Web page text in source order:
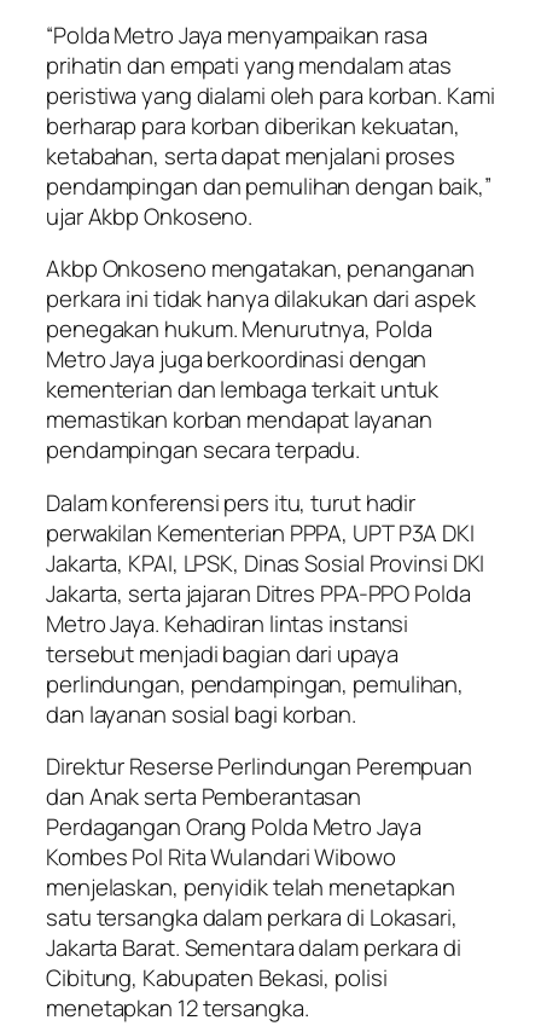
“Polda Metro Jaya menyampaikan rasa
prihatin dan empati yang mendalam atas
peristiwa yang dialami oleh para korban. Kami
berharap para korban diberikan kekuatan,
ketabahan, serta dapat menjalani proses
pendampingan dan pemulihan dengan baik,”
ujar Akbp Onkoseno.
Akbp Onkoseno mengatakan, penanganan
perkara ini tidak hanya dilakukan dari aspek
penegakan hukum. Menurutnya, Polda
Metro Jaya juga berkoordinasi dengan
kementerian dan lembaga terkait untuk
memastikan korban mendapat layanan
pendampingan secara terpadu.
Dalam konferensi pers itu, turut hadir
perwakilan Kementerian PPPA, UPT P3A DKI
Jakarta, KPAI, LPSK, Dinas Sosial Provinsi DKI
Jakarta, serta jajaran Ditres PPA-PPO Polda
Metro Jaya. Kehadiran lintas instansi
tersebut menjadi bagian dari upaya
perlindungan, pendampingan, pemulihan,
dan layanan sosial bagi korban.
Direktur Reserse Perlindungan Perempuan
dan Anak serta Pemberantasan
Perdagangan Orang Polda Metro Jaya
Kombes Pol Rita Wulandari Wibowo
menjelaskan, penyidik telah menetapkan
satu tersangka dalam perkara di Lokasari,
Jakarta Barat. Sementara dalam perkara di
Cibitung, Kabupaten Bekasi, polisi
menetapkan 12 tersangka.